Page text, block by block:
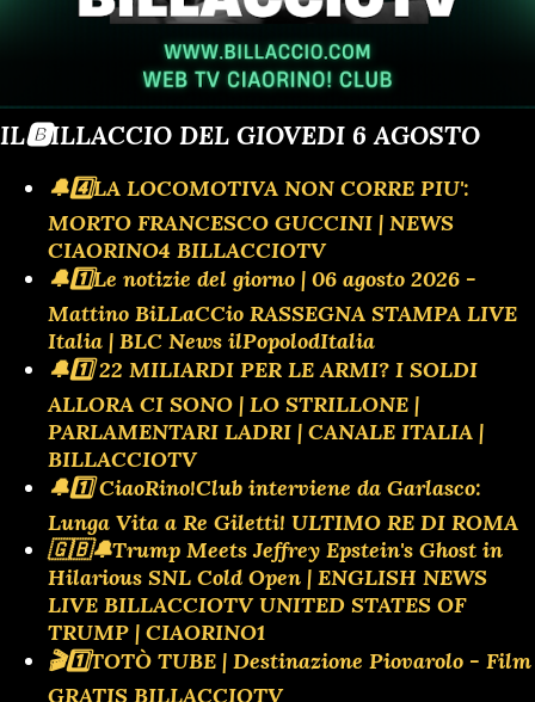
IL🅱️ILLACCIO DEL GIOVEDI 6 AGOSTO
🔔4️⃣LA LOCOMOTIVA NON CORRE PIU':
MORTO FRANCESCO GUCCINI | NEWS
CIAORINO4 BILLACCIOTV
🔔1️⃣Le notizie del giorno | 06 agosto 2026 -
Mattino BiLLaCCio RASSEGNA STAMPA LIVE
Italia | BLC News ilPopolodItalia
🔔1️⃣ 22 MILIARDI PER LE ARMI? I SOLDI
ALLORA CI SONO | LO STRILLONE |
PARLAMENTARI LADRI | CANALE ITALIA |
BILLACCIOTV
🔔1️⃣ CiaoRino!Club interviene da Garlasco:
Lunga Vita a Re Giletti! ULTIMO RE DI ROMA
🇬🇧🔔Trump Meets Jeffrey Epstein's Ghost in
Hilarious SNL Cold Open | ENGLISH NEWS
LIVE BILLACCIOTV UNITED STATES OF
TRUMP | CIAORINO1
🎬1️⃣TOTÒ TUBE | Destinazione Piovarolo - Film
GRATIS BILLACCIOTV